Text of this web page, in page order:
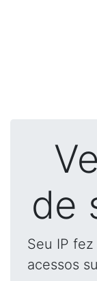
de
Seu IP
acessos